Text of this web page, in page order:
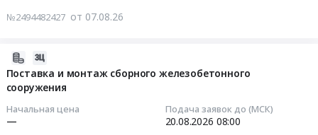
№2494482427 от 07.08.26
Поставка и монтаж сборного железобетонного
сооружения
Начальная цена
—
Подача заявок до (МСК)
20.08.2026 08:00